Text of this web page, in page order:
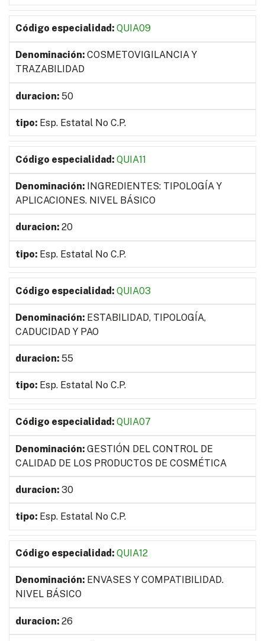
QUIA09
COSMETOVIGILANCIA Y
TRAZABILIDAD
50
Esp. Estatal No C.P.
QUIA11
INGREDIENTES: TIPOLOGÍA Y
APLICACIONES. NIVEL BÁSICO
20
Esp. Estatal No C.P.
QUIA03
ESTABILIDAD, TIPOLOGÍA,
CADUCIDAD Y PAO
55
Esp. Estatal No C.P.
QUIA07
GESTIÓN DEL CONTROL DE
CALIDAD DE LOS PRODUCTOS DE COSMÉTICA
30
Esp. Estatal No C.P.
QUIA12
ENVASES Y COMPATIBILIDAD.
NIVEL BÁSICO
26